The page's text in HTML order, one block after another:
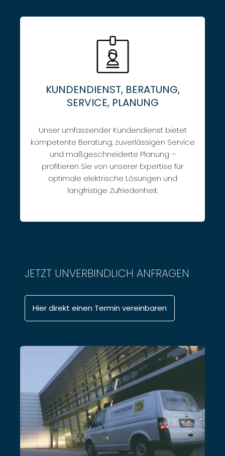
KUNDENDIENST, BERATUNG,
SERVICE, PLANUNG
Unser umfassender Kundendienst bietet
kompetente Beratung, zuverlässigen Service
und maßgeschneiderte Planung –
profitieren Sie von unserer Expertise für
optimale elektrische Lösungen und
langfristige Zufriedenheit.
JETZT UNVERBINDLICH ANFRAGEN
Hier direkt einen Termin vereinbaren